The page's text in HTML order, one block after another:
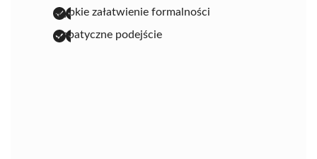
szybkie załatwienie formalności
empatyczne podejście